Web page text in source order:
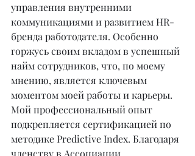
управления внутренними
коммуникациями и развитием HR-
бренда работодателя. Особенно
горжусь своим вкладом в успешный
найм сотрудников, что, по моему
мнению, является ключевым
моментом моей работы и карьеры.
Мой профессиональный опыт
подкрепляется сертификацией по
методике Predictive Index. Благодаря
членству в Ассоциации